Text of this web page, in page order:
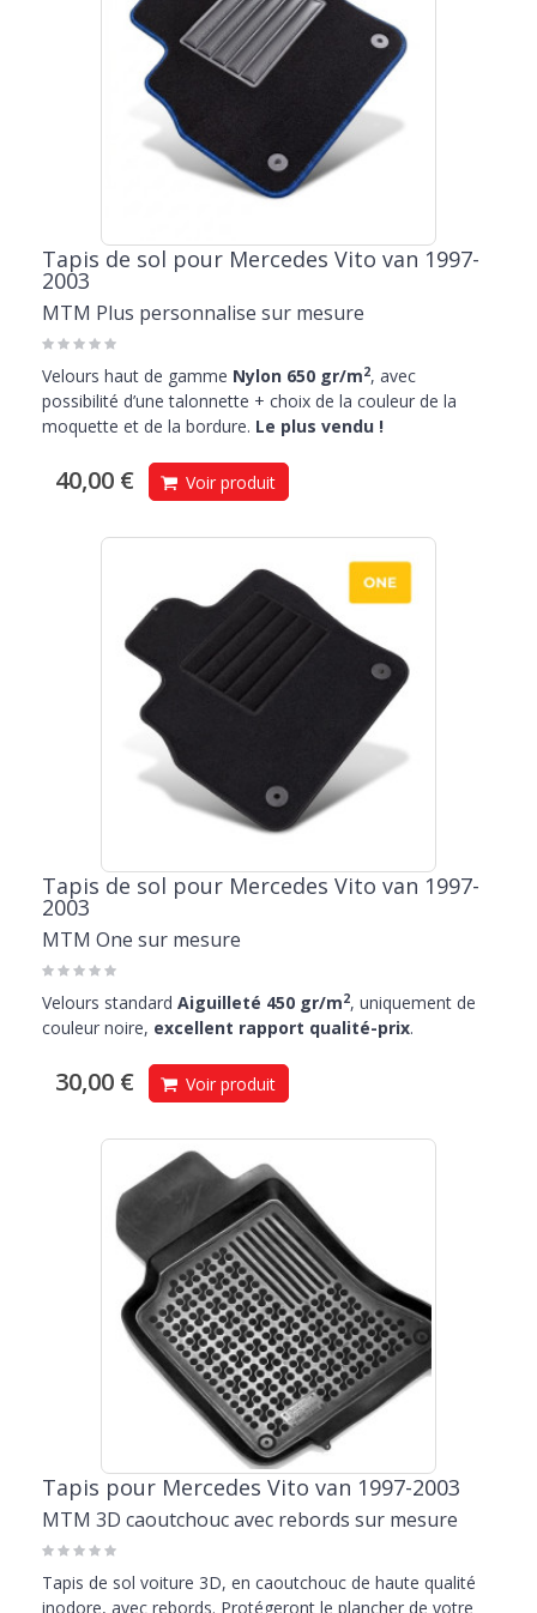
Tapis de sol pour Mercedes Vito van 1997-
2003
MTM Plus personnalise sur mesure
Velours haut de gamme Nylon 650 gr/m2, avec
possibilité d’une talonnette + choix de la couleur de la
moquette et de la bordure. Le plus vendu !
40,00 € Voir produit
Tapis de sol pour Mercedes Vito van 1997-
2003
MTM One sur mesure
Velours standard Aiguilleté 450 gr/m2, uniquement de
couleur noire, excellent rapport qualité-prix.
30,00 € Voir produit
Tapis pour Mercedes Vito van 1997-2003
MTM 3D caoutchouc avec rebords sur mesure
Tapis de sol voiture 3D, en caoutchouc de haute qualité
inodore, avec rebords. Protégeront le plancher de votre